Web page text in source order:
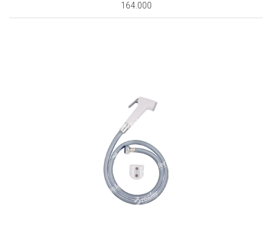
164.000